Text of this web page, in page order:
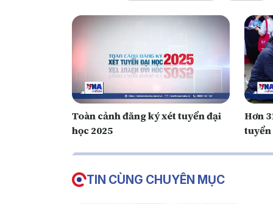
Toàn cảnh đăng ký xét tuyển đại
học 2025
Hơn
tuyển
TIN CÙNG CHUYÊN MỤC